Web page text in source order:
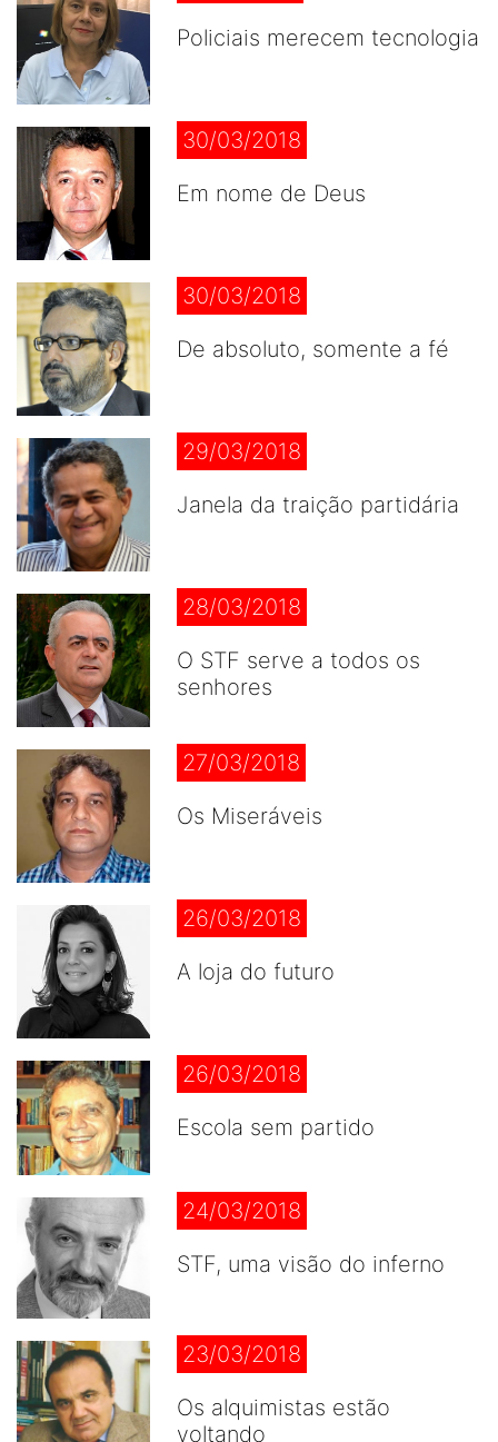
Policiais merecem tecnologia
30/03/2018
Em nome de Deus
30/03/2018
De absoluto, somente a fé
29/03/2018
Janela da traição partidária
28/03/2018
O STF serve a todos os
senhores
27/03/2018
Os Miseráveis
26/03/2018
A loja do futuro
26/03/2018
Escola sem partido
24/03/2018
STF, uma visão do inferno
23/03/2018
Os alquimistas estão
voltando